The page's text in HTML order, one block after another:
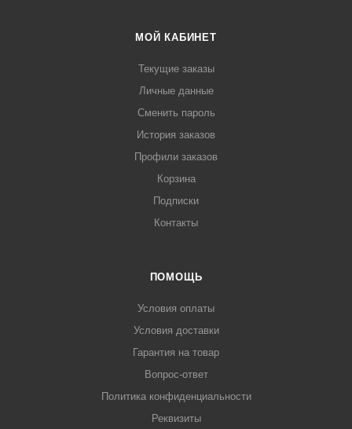
МОЙ КАБИНЕТ
Текущие заказы
Личные данные
Сменить пароль
История заказов
Профили заказов
Корзина
Подписки
Контакты
ПОМОЩЬ
Условия оплаты
Условия доставки
Гарантия на товар
Вопрос-ответ
Политика конфиденциальности
Реквизиты